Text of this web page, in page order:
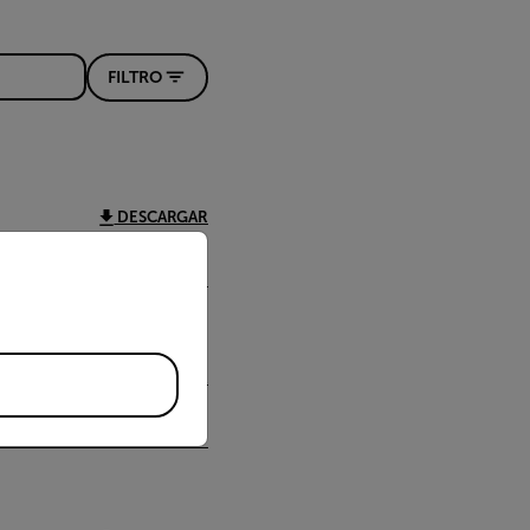
FILTRO
DESCARGAR
DESCARGAR
version of our website.